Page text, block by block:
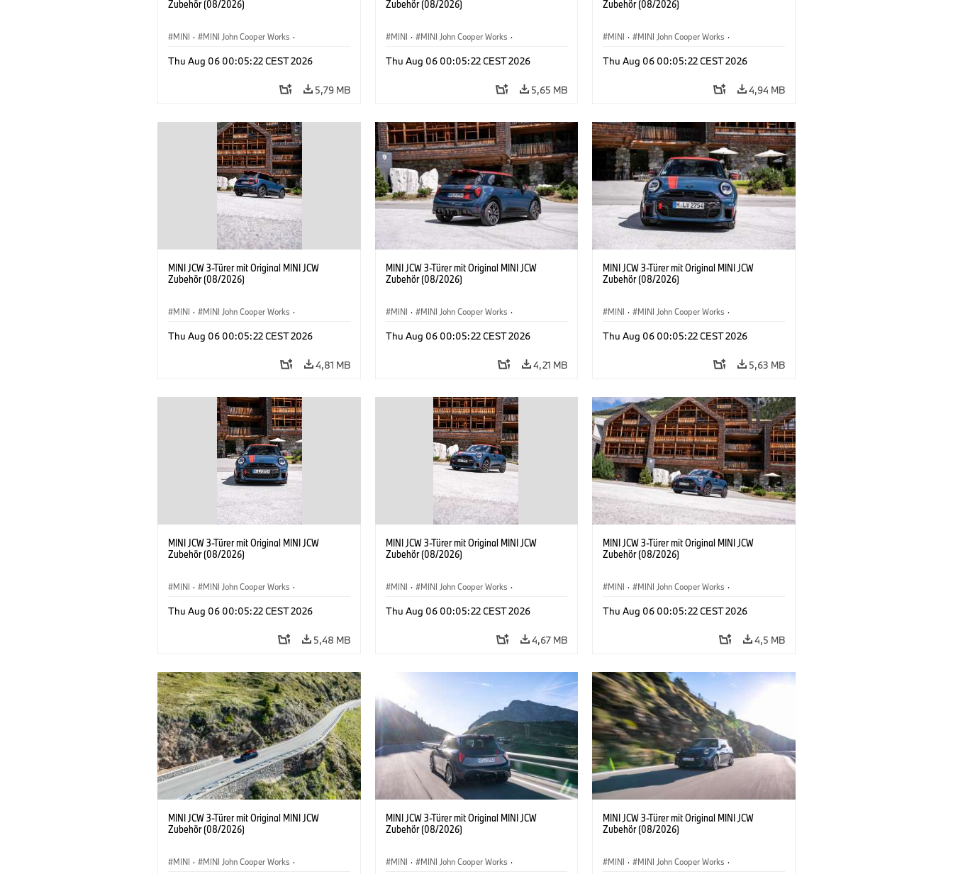
Zubehör (08/2026)
MINI · MINI John Cooper Works ·
Sonderausstattungen, Zubehör
Thu Aug 06 00:05:22 CEST 2026
5,79 MB
Zubehör (08/2026)
MINI · MINI John Cooper Works ·
Sonderausstattungen, Zubehör
Thu Aug 06 00:05:22 CEST 2026
5,65 MB
Zubehör (08/2026)
MINI · MINI John Cooper Works ·
Sonderausstattungen, Zubehör
Thu Aug 06 00:05:22 CEST 2026
4,94 MB
MINI JCW 3-Türer mit Original MINI JCW
Zubehör (08/2026)
MINI · MINI John Cooper Works ·
Sonderausstattungen, Zubehör
Thu Aug 06 00:05:22 CEST 2026
4,81 MB
MINI JCW 3-Türer mit Original MINI JCW
Zubehör (08/2026)
MINI · MINI John Cooper Works ·
Sonderausstattungen, Zubehör
Thu Aug 06 00:05:22 CEST 2026
4,21 MB
MINI JCW 3-Türer mit Original MINI JCW
Zubehör (08/2026)
MINI · MINI John Cooper Works ·
Sonderausstattungen, Zubehör
Thu Aug 06 00:05:22 CEST 2026
5,63 MB
MINI JCW 3-Türer mit Original MINI JCW
Zubehör (08/2026)
MINI · MINI John Cooper Works ·
Sonderausstattungen, Zubehör
Thu Aug 06 00:05:22 CEST 2026
5,48 MB
MINI JCW 3-Türer mit Original MINI JCW
Zubehör (08/2026)
MINI · MINI John Cooper Works ·
Sonderausstattungen, Zubehör
Thu Aug 06 00:05:22 CEST 2026
4,67 MB
MINI JCW 3-Türer mit Original MINI JCW
Zubehör (08/2026)
MINI · MINI John Cooper Works ·
Sonderausstattungen, Zubehör
Thu Aug 06 00:05:22 CEST 2026
4,5 MB
MINI JCW 3-Türer mit Original MINI JCW
Zubehör (08/2026)
MINI · MINI John Cooper Works ·
MINI JCW 3-Türer mit Original MINI JCW
Zubehör (08/2026)
MINI · MINI John Cooper Works ·
MINI JCW 3-Türer mit Original MINI JCW
Zubehör (08/2026)
MINI · MINI John Cooper Works ·